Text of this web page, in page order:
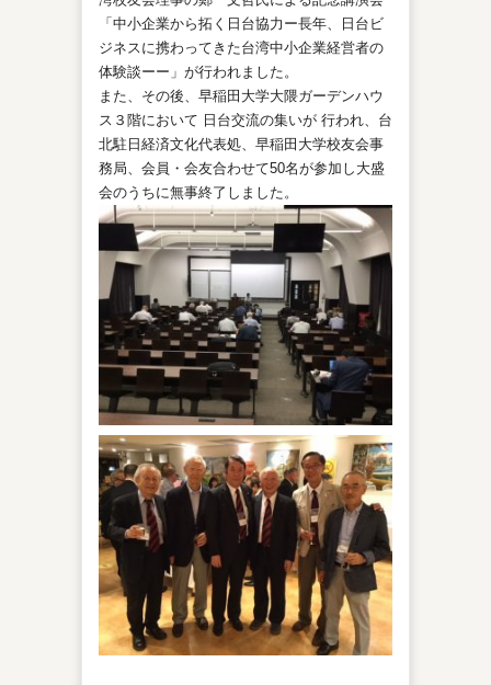
「中小企業から拓く日台協力ー長年、日台ビ
ジネスに携わってきた台湾中小企業経営者の
体験談ーー」が行われました。
また、その後、早稲田大学大隈ガーデンハウ
ス３階において 日台交流の集いが 行われ、台
北駐日経済文化代表処、早稲田大学校友会事
務局、会員・会友合わせて50名が参加し大盛
会のうちに無事終了しました。